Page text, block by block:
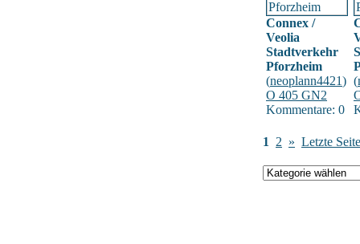
Connex /
Veolia
Stadtverkehr
Pforzheim
(neoplann4421)
O 405 GN2
Kommentare: 0
(
1 2 » Letzte